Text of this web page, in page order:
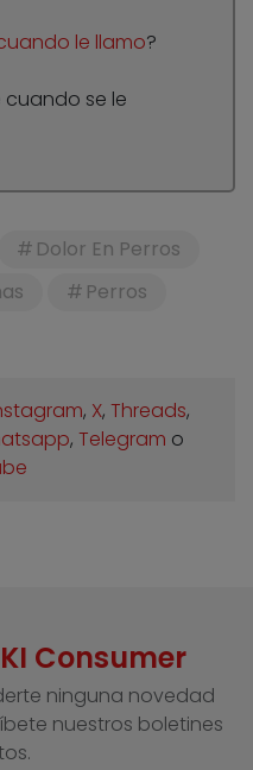
le llamo?
cuando se le
Dolor En Perros
Perros
, X, Threads,
, Telegram o
Consumer
ninguna novedad
nuestros boletines